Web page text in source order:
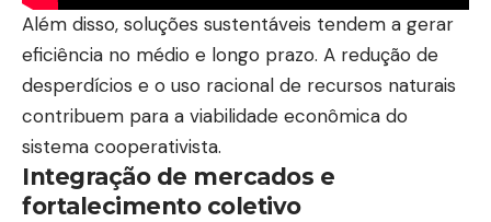
Além disso, soluções sustentáveis tendem a gerar
eficiência no médio e longo prazo. A redução de
desperdícios e o uso racional de recursos naturais
contribuem para a viabilidade econômica do
sistema cooperativista.
Integração de mercados e
fortalecimento coletivo